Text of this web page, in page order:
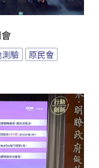
驗
原民會